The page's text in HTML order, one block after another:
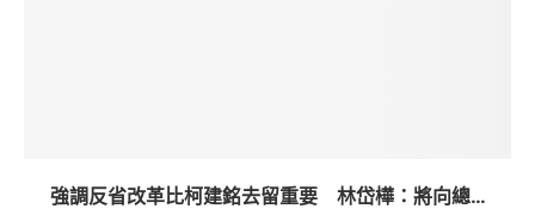
強調反省改革比柯建銘去留重要 林岱樺：將向總...